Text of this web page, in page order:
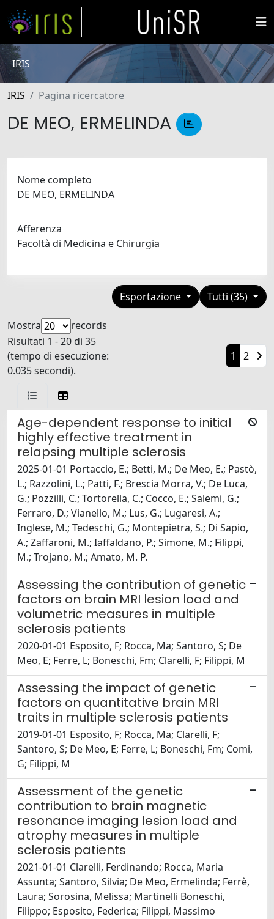
IRIS
IRIS Pagina ricercatore
DE MEO, ERMELINDA
Nome completo
DE MEO, ERMELINDA
Afferenza
Facoltà di Medicina e Chirurgia
Tutti (35)
Esportazione
Mostra
records
Risultati 1 - 20 di 35
(tempo di esecuzione:
0.035 secondi).
1 2
Age-dependent response to initial
highly effective treatment in
relapsing multiple sclerosis
2025-01-01 Portaccio, E.; Betti, M.; De Meo, E.; Pastò,
L.; Razzolini, L.; Patti, F.; Brescia Morra, V.; De Luca,
G.; Pozzilli, C.; Tortorella, C.; Cocco, E.; Salemi, G.;
Ferraro, D.; Vianello, M.; Lus, G.; Lugaresi, A.;
Inglese, M.; Tedeschi, G.; Montepietra, S.; Di Sapio,
A.; Zaffaroni, M.; Iaffaldano, P.; Simone, M.; Filippi,
M.; Trojano, M.; Amato, M. P.
Assessing the contribution of genetic
factors on brain MRI lesion load and
volumetric measures in multiple
sclerosis patients
2020-01-01 Esposito, F; Rocca, Ma; Santoro, S; De
Meo, E; Ferre, L; Boneschi, Fm; Clarelli, F; Filippi, M
Assessing the impact of genetic
factors on quantitative brain MRI
traits in multiple sclerosis patients
2019-01-01 Esposito, F; Rocca, Ma; Clarelli, F;
Santoro, S; De Meo, E; Ferre, L; Boneschi, Fm; Comi,
G; Filippi, M
Assessment of the genetic
contribution to brain magnetic
resonance imaging lesion load and
atrophy measures in multiple
sclerosis patients
2021-01-01 Clarelli, Ferdinando; Rocca, Maria
Assunta; Santoro, Silvia; De Meo, Ermelinda; Ferrè,
Laura; Sorosina, Melissa; Martinelli Boneschi,
Filippo; Esposito, Federica; Filippi, Massimo